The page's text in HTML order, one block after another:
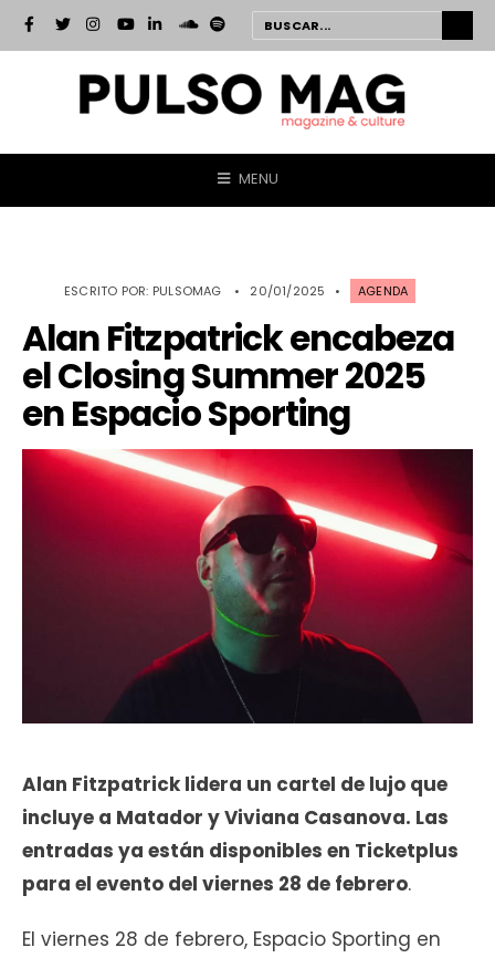
MENU
ESCRITO POR: PULSOMAG • 20/01/2025 • AGENDA
Alan Fitzpatrick encabeza
el Closing Summer 2025
en Espacio Sporting
Alan Fitzpatrick lidera un cartel de lujo que
incluye a Matador y Viviana Casanova. Las
entradas ya están disponibles en Ticketplus
para el evento del viernes 28 de febrero.
El viernes 28 de febrero, Espacio Sporting en